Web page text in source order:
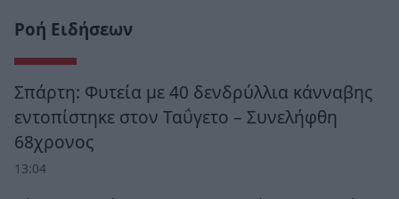
Ροή Ειδήσεων
Σπάρτη: Φυτεία με 40 δενδρύλλια κάνναβης
εντοπίστηκε στον Ταΰγετο – Συνελήφθη
68χρονος
13:04